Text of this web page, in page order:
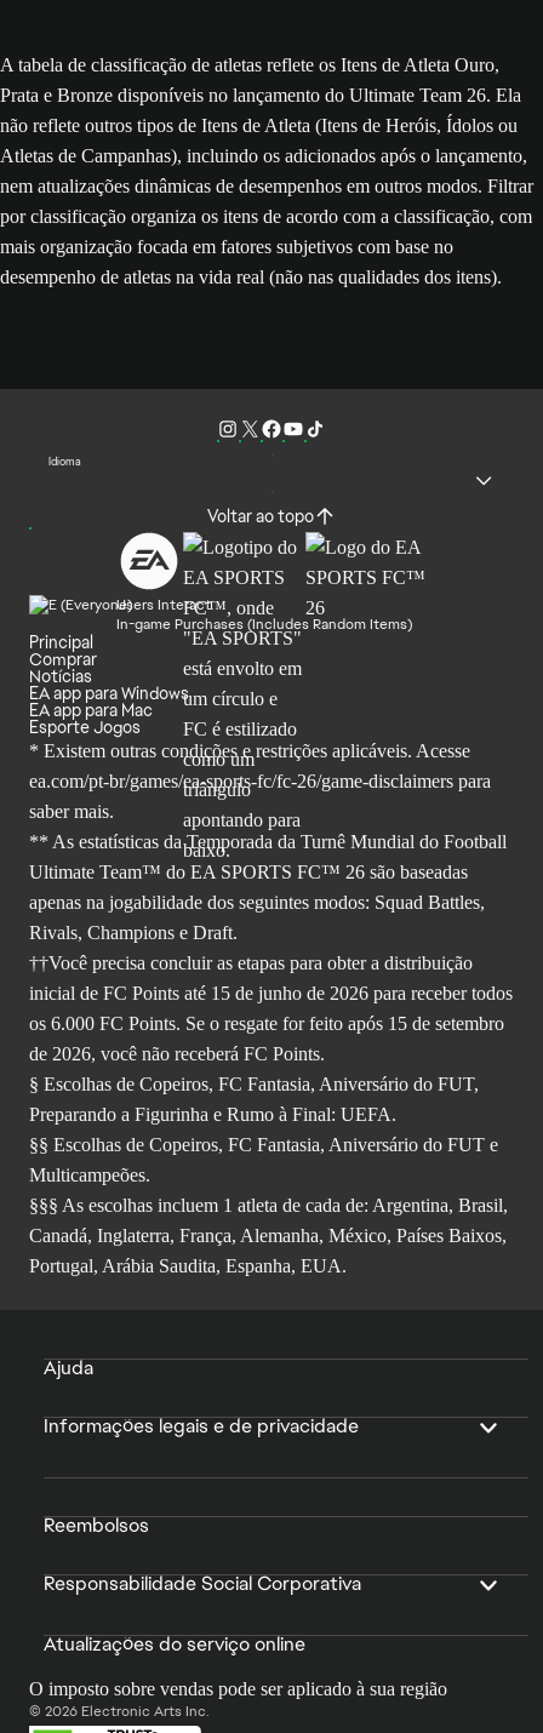
A tabela de classificação de atletas reflete os Itens de Atleta Ouro,
Prata e Bronze disponíveis no lançamento do Ultimate Team 26. Ela
não reflete outros tipos de Itens de Atleta (Itens de Heróis, Ídolos ou
Atletas de Campanhas), incluindo os adicionados após o lançamento,
nem atualizações dinâmicas de desempenhos em outros modos. Filtrar
por classificação organiza os itens de acordo com a classificação, com
mais organização focada em fatores subjetivos com base no
desempenho de atletas na vida real (não nas qualidades dos itens).
Idioma
Voltar ao topo
Users Interact
In-game Purchases (Includes Random Items)
Principal
Comprar
Notícias
EA app para Windows
EA app para Mac
Esporte Jogos
* Existem outras condições e restrições aplicáveis. Acesse
ea.com/pt-br/games/ea-sports-fc/fc-26/game-disclaimers para
saber mais.
** As estatísticas da Temporada da Turnê Mundial do Football
Ultimate Team™ do EA SPORTS FC™ 26 são baseadas
apenas na jogabilidade dos seguintes modos: Squad Battles,
Rivals, Champions e Draft.
††Você precisa concluir as etapas para obter a distribuição
inicial de FC Points até 15 de junho de 2026 para receber todos
os 6.000 FC Points. Se o resgate for feito após 15 de setembro
de 2026, você não receberá FC Points.
§ Escolhas de Copeiros, FC Fantasia, Aniversário do FUT,
Preparando a Figurinha e Rumo à Final: UEFA.
§§ Escolhas de Copeiros, FC Fantasia, Aniversário do FUT e
Multicampeões.
§§§ As escolhas incluem 1 atleta de cada de: Argentina, Brasil,
Canadá, Inglaterra, França, Alemanha, México, Países Baixos,
Portugal, Arábia Saudita, Espanha, EUA.
Ajuda
Informações legais e de privacidade
Reembolsos
Responsabilidade Social Corporativa
Atualizações do serviço online
O imposto sobre vendas pode ser aplicado à sua região
© 2026 Electronic Arts Inc.